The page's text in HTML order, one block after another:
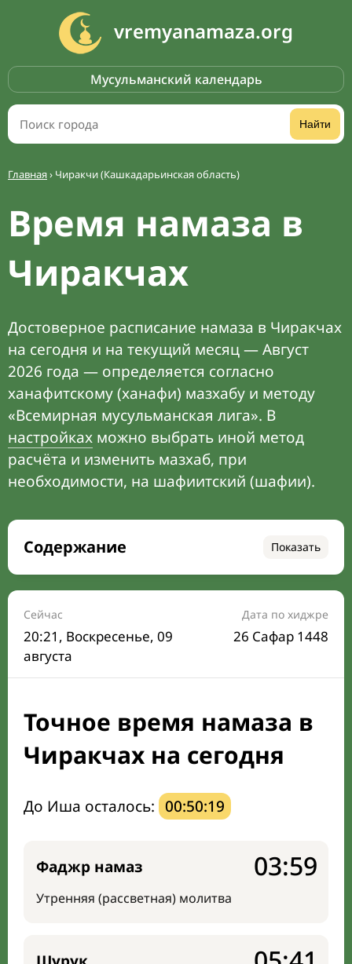
vremyanamaza.org
Мусульманский календарь
Найти
Главная› Чиракчи (Кашкадарьинская область)
Время намаза в
Чиракчах
Достоверное расписание намаза в Чиракчах
на сегодня и на текущий месяц — Август
2026 года — определяется согласно
ханафитскому (ханафи) мазхабу и методу
«Всемирная мусульманская лига». В
настройках можно выбрать иной метод
расчёта и изменить мазхаб, при
необходимости, на шафиитский (шафии).
Содержание Показать
Время намаза на сегодня
Расписание на месяц
Время Сухура и Ифтара на сегодня
Календарь рамадана
Направление киблы
Сейчас
20:21 , Воскресенье, 09
августа
Дата по хиджре
26 Сафар 1448
Точное время намаза в
Чиракчах на сегодня
До Иша осталось: 00:50:18
Фаджр намаз
Утренняя (рассветная) молитва
03:59